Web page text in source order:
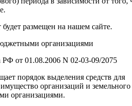
размещен на нашем сайте.
организациями
от 01.08.2006 N 02-03-09/2075
порядок выделения средств для
организаций и земельного
организациями.